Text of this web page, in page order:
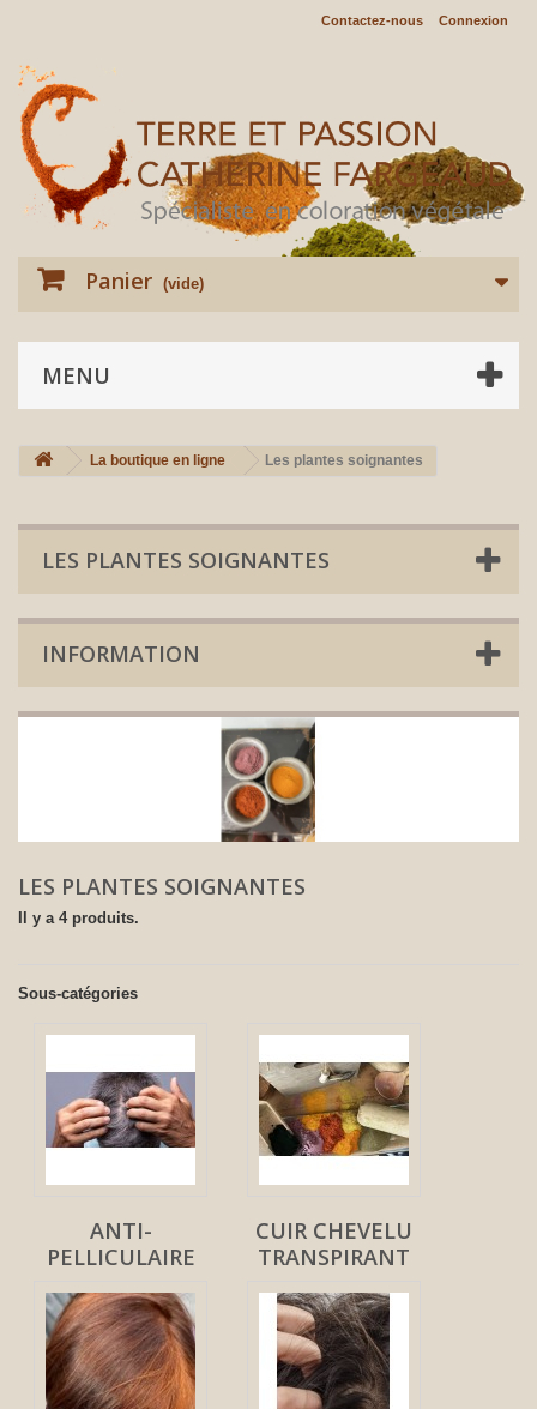
Connexion
Contactez-nous
Panier (vide)
MENU
La boutique en ligne Les plantes soignantes
LES PLANTES SOIGNANTES
INFORMATION
LES PLANTES SOIGNANTES
Il y a 4 produits.
Sous-catégories
ANTI-
PELLICULAIRE
CUIR CHEVELU
TRANSPIRANT